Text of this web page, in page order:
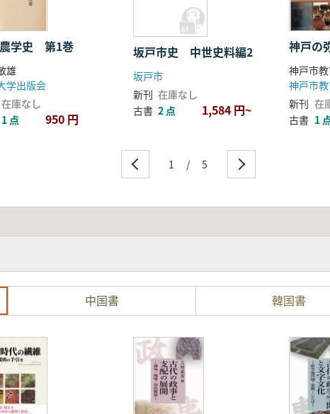
学史 第1巻
雄
学出版会
在庫なし
1 点 950 円
坂戸市史 中世史料編2
坂戸市
新刊 在庫なし
古書 2 点 1,584 円~
神戸の
神戸市
新刊 在
古書 1
1 / 5
中国書 韓国書